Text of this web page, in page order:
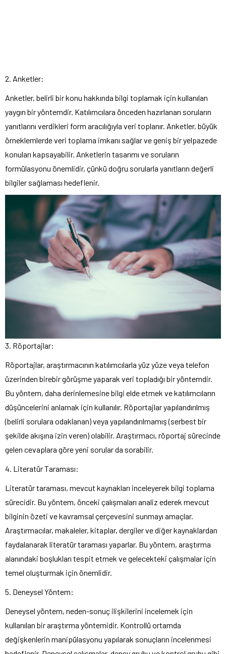
2. Anketler:
Anketler, belirli bir konu hakkında bilgi toplamak için kullanılan
yaygın bir yöntemdir. Katılımcılara önceden hazırlanan soruların
yanıtlarını verdikleri form aracılığıyla veri toplanır. Anketler, büyük
örneklemlerde veri toplama imkanı sağlar ve geniş bir yelpazede
konuları kapsayabilir. Anketlerin tasarımı ve soruların
formülasyonu önemlidir, çünkü doğru sorularla yanıtların değerli
bilgiler sağlaması hedeflenir.
3. Röportajlar:
Röportajlar, araştırmacının katılımcılarla yüz yüze veya telefon
üzerinden birebir görüşme yaparak veri topladığı bir yöntemdir.
Bu yöntem, daha derinlemesine bilgi elde etmek ve katılımcıların
düşüncelerini anlamak için kullanılır. Röportajlar yapılandırılmış
(belirli sorulara odaklanan) veya yapılandırılmamış (serbest bir
şekilde akışına izin veren) olabilir. Araştırmacı, röportaj sürecinde
gelen cevaplara göre yeni sorular da sorabilir.
4. Literatür Taraması:
Literatür taraması, mevcut kaynakları inceleyerek bilgi toplama
sürecidir. Bu yöntem, önceki çalışmaları analiz ederek mevcut
bilginin özeti ve kavramsal çerçevesini sunmayı amaçlar.
Araştırmacılar, makaleler, kitaplar, dergiler ve diğer kaynaklardan
faydalanarak literatür taraması yaparlar. Bu yöntem, araştırma
alanındaki boşlukları tespit etmek ve gelecekteki çalışmalar için
temel oluşturmak için önemlidir.
5. Deneysel Yöntem:
Deneysel yöntem, neden-sonuç ilişkilerini incelemek için
kullanılan bir araştırma yöntemidir. Kontrollü ortamda
değişkenlerin manipülasyonu yapılarak sonuçların incelenmesi